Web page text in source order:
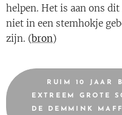
helpen. Het is aan ons
niet in een stemhokje
zijn. (bron)
RUIM 10 JAAR
EXTREEM GROTE
DE DEMMINK